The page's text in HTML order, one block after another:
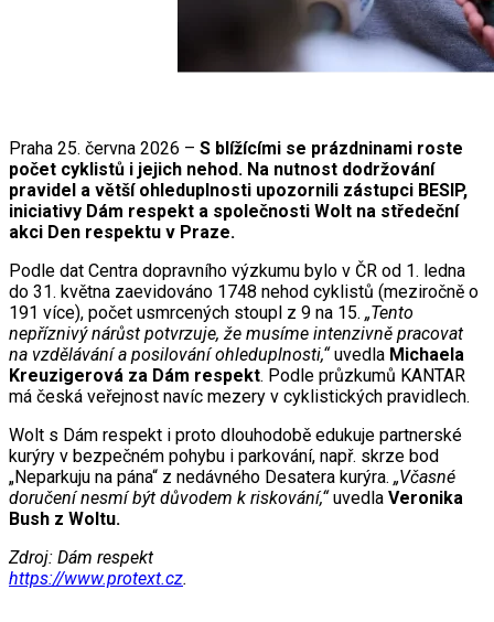
Praha 25. června 2026 – S blížícími se prázdninami roste
počet cyklistů i jejich nehod. Na nutnost dodržování
pravidel a větší ohleduplnosti upozornili zástupci BESIP,
iniciativy Dám respekt a společnosti Wolt na středeční
akci Den respektu v Praze.
Podle dat Centra dopravního výzkumu bylo v ČR od 1. ledna
do 31. května zaevidováno 1748 nehod cyklistů (meziročně o
191 více), počet usmrcených stoupl z 9 na 15. „Tento
nepříznivý nárůst potvrzuje, že musíme intenzivně pracovat
na vzdělávání a posilování ohleduplnosti,“uvedla Michaela
Kreuzigerová za Dám respekt. Podle průzkumů KANTAR
má česká veřejnost navíc mezery v cyklistických pravidlech.
Wolt s Dám respekt i proto dlouhodobě edukuje partnerské
kurýry v bezpečném pohybu i parkování, např. skrze bod
„Neparkuju na pána“ z nedávného Desatera kurýra. „Včasné
doručení nesmí být důvodem k riskování,“uvedla Veronika
Bush z Woltu.
Zdroj: Dám respekt
https://www.protext.cz.